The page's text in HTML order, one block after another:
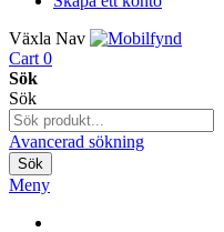
Växla Nav
Cart 0
Sök
Sök
Avancerad sökning
Sök
Meny